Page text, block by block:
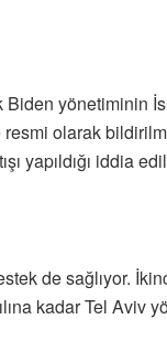
Biden yönetiminin
resmi olarak
yapıldığı iddia
de sağlıyor.
kadar Tel Aviv